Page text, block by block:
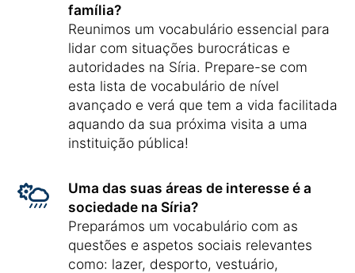
família?
Reunimos um vocabulário essencial para
lidar com situações burocráticas e
autoridades na Síria. Prepare-se com
esta lista de vocabulário de nível
avançado e verá que tem a vida facilitada
aquando da sua próxima visita a uma
instituição pública!
Uma das suas áreas de interesse é a
sociedade na Síria?
Preparámos um vocabulário com as
questões e aspetos sociais relevantes
como: lazer, desporto, vestuário,